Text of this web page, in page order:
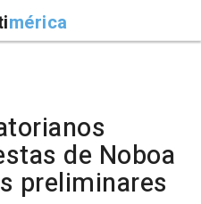
mérica
de Noboa
preliminares